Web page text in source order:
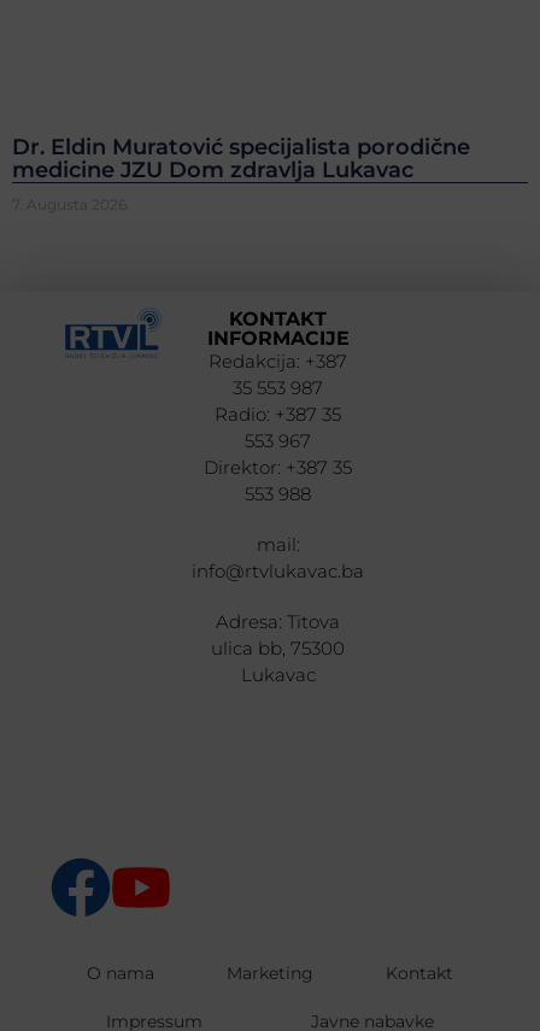
Dr. Eldin Muratović specijalista porodične
medicine JZU Dom zdravlja Lukavac
7. Augusta 2026.
KONTAKT
INFORMACIJE
Redakcija: +387
35 553 987
Radio: +387 35
553 967
Direktor: +387 35
553 988
mail:
info@rtvlukavac.ba
Adresa: Titova
ulica bb, 75300
Lukavac
O nama Marketing Kontakt
Impressum Javne nabavke